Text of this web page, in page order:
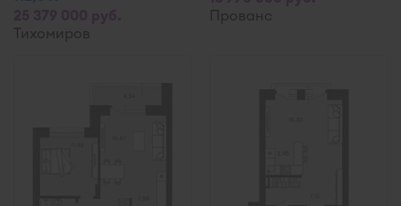
Тихомиров
Прованс